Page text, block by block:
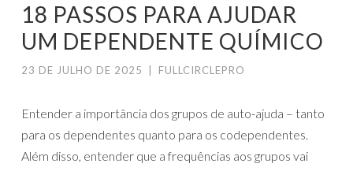
18 PASSOS PARA AJUDAR
UM DEPENDENTE QUÍMICO
23 DE JULHO DE 2025 FULLCIRCLEPRO
Entender a importância dos grupos de auto-ajuda – tanto
para os dependentes quanto para os codependentes.
Além disso, entender que a frequências aos grupos vai